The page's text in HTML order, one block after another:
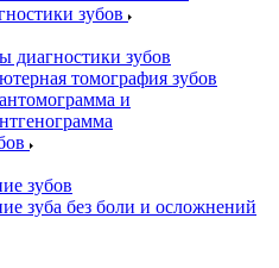
зубов
диагностики зубов
томография зубов
и
зубов
зуба без боли и осложнений